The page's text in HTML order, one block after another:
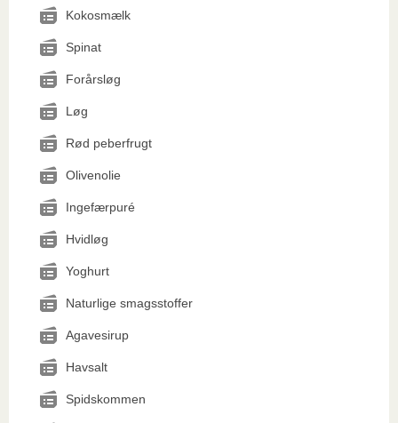
Kokosmælk
Spinat
Forårsløg
Løg
Rød peberfrugt
Olivenolie
Ingefærpuré
Hvidløg
Yoghurt
Naturlige smagsstoffer
Agavesirup
Havsalt
Spidskommen